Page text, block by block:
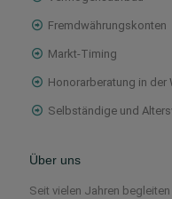
Fremdwährungskonten
Markt-Timing
Honorarberatung in
Selbständige und
Über uns
Seit vielen Jahren